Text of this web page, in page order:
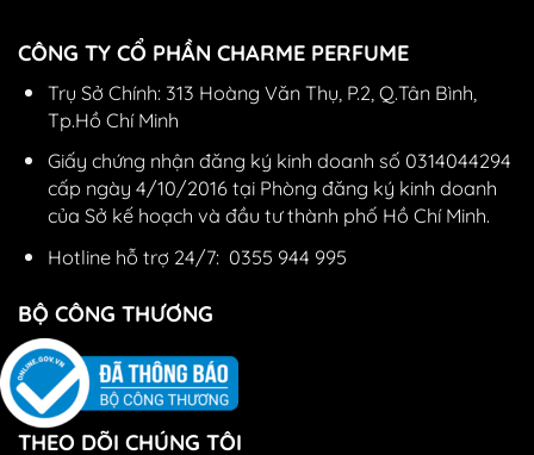
Giấy chứng nhận đăng ký kinh doanh số 0314044294
cấp ngày 4/10/2016 tại Phòng đăng ký kinh doanh
của Sở kế hoạch và đầu tư thành phố Hồ Chí Minh.
Hotline hỗ trợ 24/7:
BỘ CÔNG THƯƠNG
THEO DÕI CHÚNG TÔI